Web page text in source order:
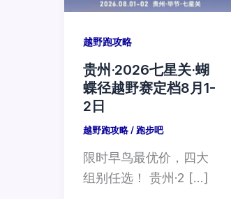
越野跑攻略
贵州·2026七星关·蝴
蝶径越野赛定档8月1-
2日
越野跑攻略/ 跑步吧
限时早鸟最优价，四大
组别任选！ 贵州·2 […]